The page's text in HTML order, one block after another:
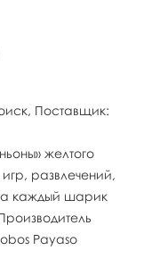
Поставщик:
желтого
развлечений,
каждый шарик
Payaso